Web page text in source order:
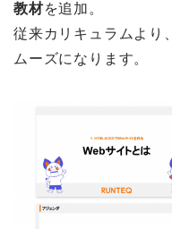
教材を追加。
従来カリキュラムより
ムーズになります。